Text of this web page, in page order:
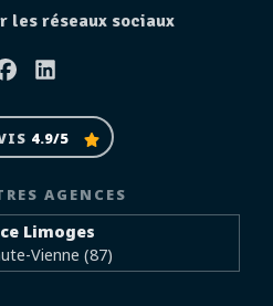
les réseaux sociaux
Linkedin
4.9/5
AGENCES
Limoges
Vienne (87)